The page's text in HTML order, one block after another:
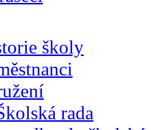
školy
rada